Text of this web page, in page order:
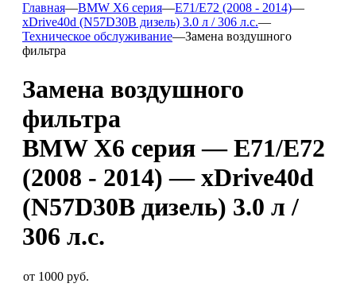
Главная—BMW X6 серия—E71/E72 (2008 - 2014)—
xDrive40d (N57D30B дизель) 3.0 л / 306 л.с.—
Техническое обслуживание—Замена воздушного
фильтра
Замена воздушного
фильтра
BMW X6 серия — E71/E72
(2008 - 2014) — xDrive40d
(N57D30B дизель) 3.0 л /
306 л.с.
от 1000 руб.